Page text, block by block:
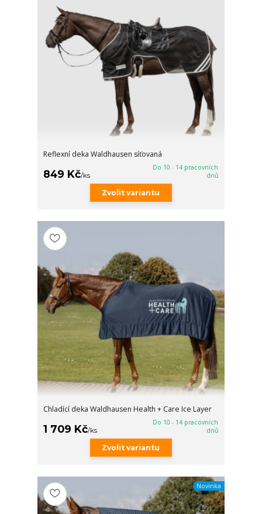
Reflexní deka Waldhausen síťovaná
849 Kč/ks
Do 10 - 14 pracovních
dnů
Zvolit variantu
Chladící deka Waldhausen Health + Care Ice Layer
1 709 Kč/ks
Do 10 - 14 pracovních
dnů
Zvolit variantu
Novinka